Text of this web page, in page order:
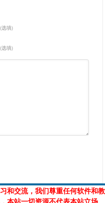
选填)
选填)
和交流，我们尊重任何软件和教